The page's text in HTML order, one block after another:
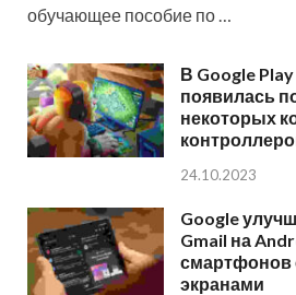
обучающее пособие по …
В Google
появилась
некоторых
24.10.2023
Google
Gmail на
смартфонов
экранами